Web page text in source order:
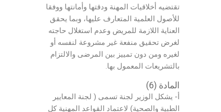
تقتضيه أخلاقيات المهنة ودقتها وأمانتها ووفقا
للأصول العلمية المتعارف عليها، وبما يحقق
العناية اللازمة للمريض وعدم استغلال حاجته
لغرض تحقيق منفعة غير مشروعة لنفسه أو
لغيره ومن دون تمييز بين المرضى والالتزام
بالتشريعات المعمول بها.
المادة (6)
أ- يشكل الوزير لجنة تسمى ( لجنة المعايير
الطبية والصحية) لاعتماد القواعد المهنية كل